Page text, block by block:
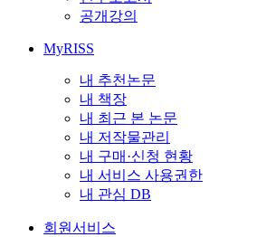
공개강의
MyRISS
내 추천논문
내 책장
내 최근 본 논문
내 저작물관리
내 구매·신청 현황
내 서비스 사용권한
내 관심 DB
회원서비스